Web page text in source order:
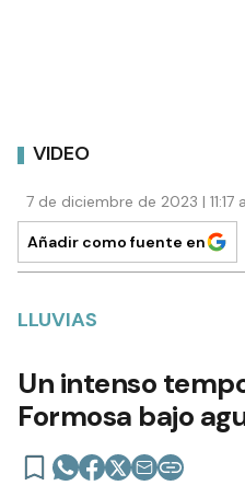
VIDEO
7 de diciembre de 2023 |
Añadir como fuente en
LLUVIAS
Un intenso
Formosa bajo